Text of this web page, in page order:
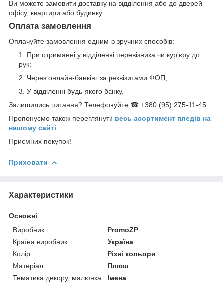
Ви можете замовити доставку на відділення або до дверей
офісу, квартири або будинку.
Оплата замовлення
Оплачуйте замовлення одним із зручних способів:
При отриманні у відділенні перевізника чи кур'єру до
рук;
Через онлайн-банкінг за реквізитами ФОП;
У відділенні будь-якого банку.
Залишились питання? Телефонуйте ☎ +380 (95) 275-11-45
Пропонуємо також переглянути весь асортимент пледів на
нашому сайті
Приємних покупок!
Приховати
Характеристики
Основні
Виробник
PromoZP
Країна виробник
Україна
Колір
Різні кольори
Матеріал
Плюш
Тематика декору, малюнка
Імена